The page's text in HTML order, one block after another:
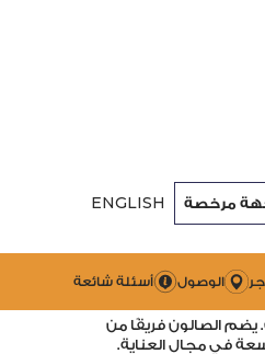
مرخصة ENGLISH
الوصول أسئلة شائعة
من الشعر والأظافر
يضم الصالون فريقًا من
في مجال العناية.